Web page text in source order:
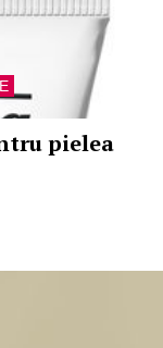
pielea